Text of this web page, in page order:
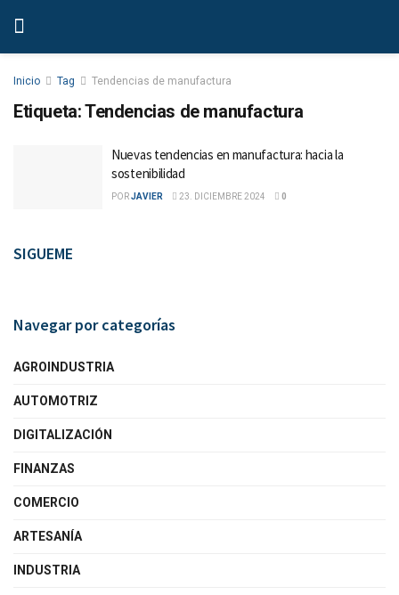
Inicio Tag Tendencias de manufactura
Etiqueta:Tendencias de manufactura
Nuevas tendencias en manufactura: hacia la
sostenibilidad
PORJAVIER 23. DICIEMBRE 2024 0
SIGUEME
Navegar por categorías
AGROINDUSTRIA
AUTOMOTRIZ
DIGITALIZACIÓN
FINANZAS
COMERCIO
ARTESANÍA
INDUSTRIA